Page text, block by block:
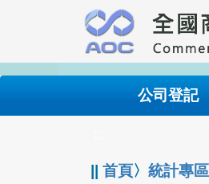
要
內
公司登記
||首頁〉統計專區